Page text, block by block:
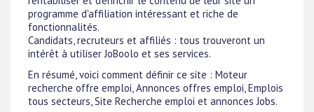
programme d'affiliation intéressant et riche de
fonctionnalités.
Candidats, recruteurs et affiliés : tous trouveront un
intérêt à utiliser JoBoolo et ses services.
En résumé, voici comment définir ce site : Moteur
recherche offre emploi, Annonces offres emploi, Emplois
tous secteurs, Site Recherche emploi et annonces Jobs.